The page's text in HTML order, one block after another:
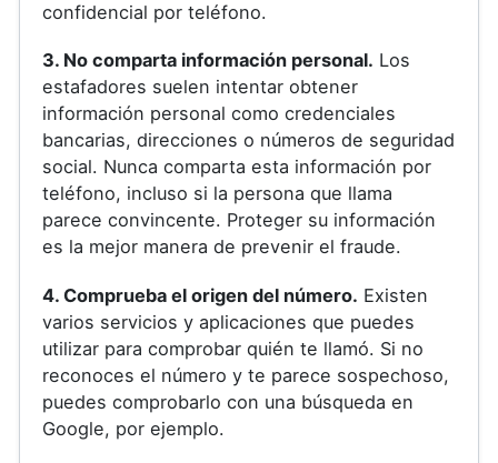
confidencial por teléfono.
3. No comparta información personal. Los
estafadores suelen intentar obtener
información personal como credenciales
bancarias, direcciones o números de seguridad
social. Nunca comparta esta información por
teléfono, incluso si la persona que llama
parece convincente. Proteger su información
es la mejor manera de prevenir el fraude.
4. Comprueba el origen del número. Existen
varios servicios y aplicaciones que puedes
utilizar para comprobar quién te llamó. Si no
reconoces el número y te parece sospechoso,
puedes comprobarlo con una búsqueda en
Google, por ejemplo.